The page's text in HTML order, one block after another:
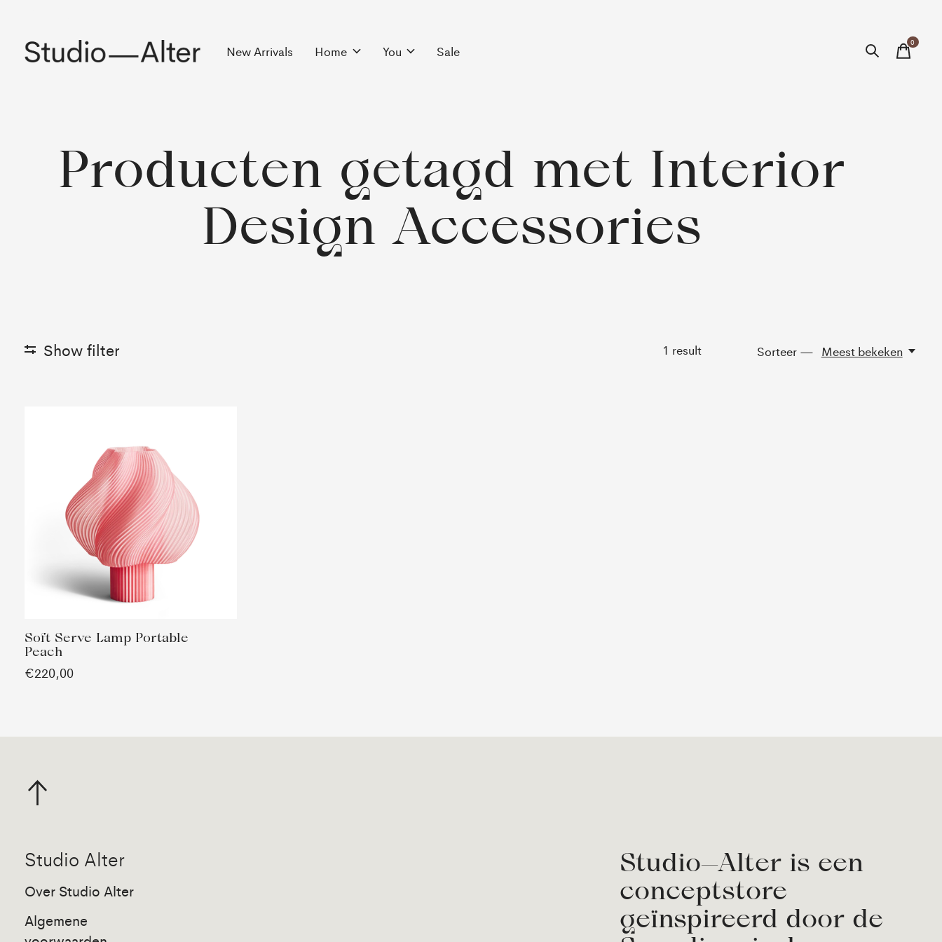
New Arrivals Home You Sale
0items
Producten getagd met Interior
Design Accessories
Show filter 1 result Sorteer — Meest bekeken
Soft Serve Lamp Portable
Peach
€220,00
Studio Alter
Over Studio Alter
Algemene
Studio—Alter is een
conceptstore
geïnspireerd door de